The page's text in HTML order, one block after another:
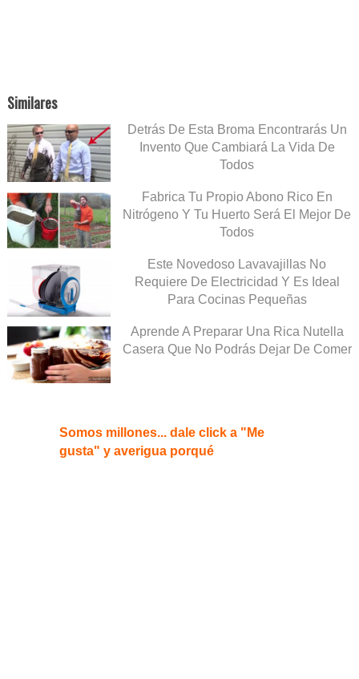
Similares
Detrás De Esta Broma Encontrarás Un
Invento Que Cambiará La Vida De
Todos
Fabrica Tu Propio Abono Rico En
Nitrógeno Y Tu Huerto Será El Mejor De
Todos
Este Novedoso Lavavajillas No
Requiere De Electricidad Y Es Ideal
Para Cocinas Pequeñas
Aprende A Preparar Una Rica Nutella
Casera Que No Podrás Dejar De Comer
Somos millones... dale click a "Me
gusta" y averigua porqué